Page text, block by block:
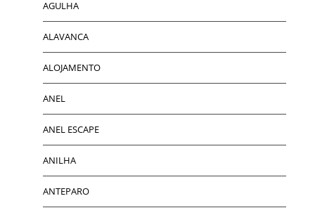
AGULHA
ALAVANCA
ALOJAMENTO
ANEL
ANEL ESCAPE
ANILHA
ANTEPARO